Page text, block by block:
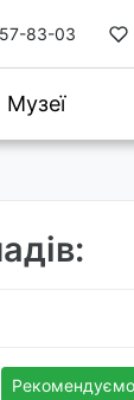
83-03
Музеї